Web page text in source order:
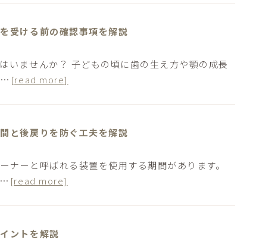
受ける前の確認事項を解説
いませんか？ 子どもの頃に歯の生え方や顎の成長
… [read more]
と後戻りを防ぐ工夫を解説
ーと呼ばれる装置を使用する期間があります。
… [read more]
ントを解説